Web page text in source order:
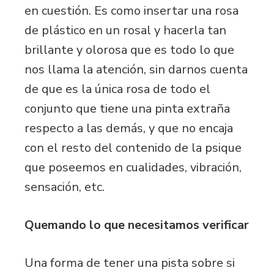
en cuestión. Es como insertar una rosa
de plástico en un rosal y hacerla tan
brillante y olorosa que es todo lo que
nos llama la atención, sin darnos cuenta
de que es la única rosa de todo el
conjunto que tiene una pinta extraña
respecto a las demás, y que no encaja
con el resto del contenido de la psique
que poseemos en cualidades, vibración,
sensación, etc.
Quemando lo que necesitamos verificar
Una forma de tener una pista sobre si